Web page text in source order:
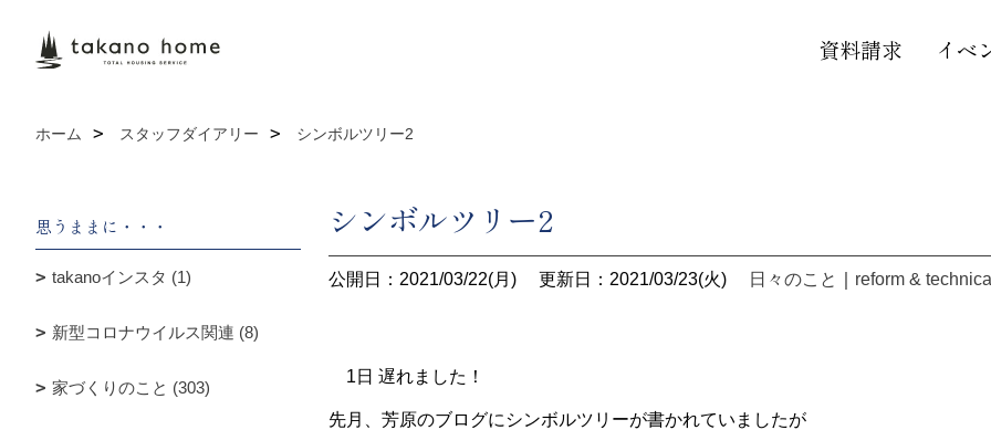
資料請求 イベ
ホーム スタッフダイアリー シンボルツリー2
シンボルツリー2
公開日：2021/03/22(月) 更新日：2021/03/23(火) 日々のこと reform &
1日 遅れました！
先月、芳原のブログにシンボルツリーが書かれていましたが
思うままに・・・
takanoインスタ (1)
新型コロナウイルス関連 (8)
家づくりのこと (303)